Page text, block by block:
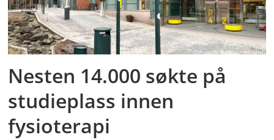
Nesten 14.000 søkte på
studieplass innen
fysioterapi